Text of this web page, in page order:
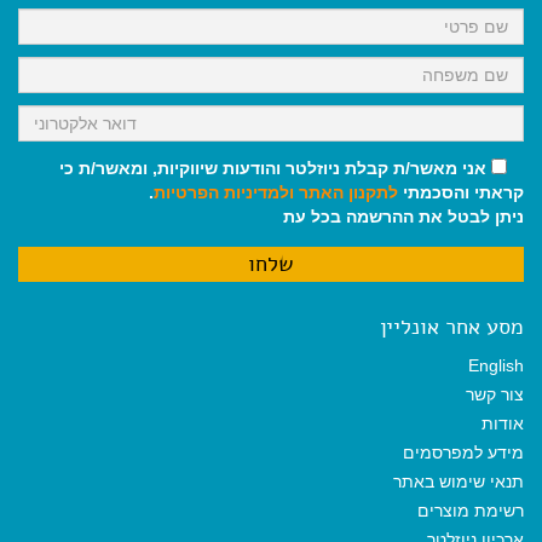
k
p
m
אני מאשר/ת קבלת ניוזלטר והודעות שיווקיות, ומאשר/ת כי
קראתי והסכמתי לתקנון האתר ולמדיניות הפרטיות.
ניתן לבטל את ההרשמה בכל עת
מסע אחר אונליין
English
צור קשר
אודות
מידע למפרסמים
תנאי שימוש באתר
רשימת מוצרים